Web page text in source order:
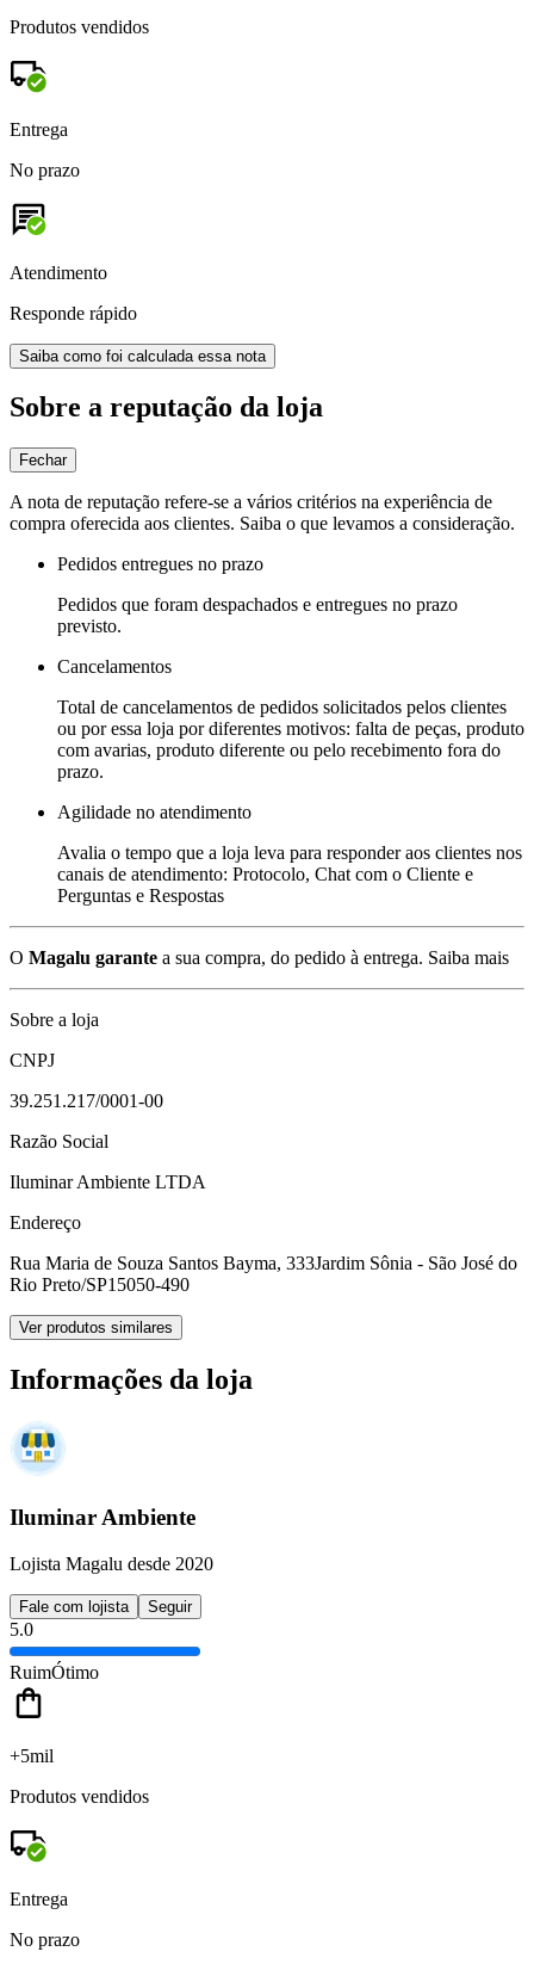
Produtos vendidos
Entrega
No prazo
Atendimento
Responde rápido
Saiba como foi calculada essa nota
Sobre a reputação da loja
Fechar
A nota de reputação refere-se a vários critérios na experiência de
compra oferecida aos clientes. Saiba o que levamos a consideração.
Pedidos entregues no prazo
Pedidos que foram despachados e entregues no prazo
previsto.
Cancelamentos
Total de cancelamentos de pedidos solicitados pelos clientes
ou por essa loja por diferentes motivos: falta de peças, produto
com avarias, produto diferente ou pelo recebimento fora do
prazo.
Agilidade no atendimento
Avalia o tempo que a loja leva para responder aos clientes nos
canais de atendimento: Protocolo, Chat com o Cliente e
Perguntas e Respostas
O Magalu garante a sua compra, do pedido à entrega. Saiba mais
Sobre a loja
CNPJ
39.251.217/0001-00
Razão Social
Iluminar Ambiente LTDA
Endereço
Rua Maria de Souza Santos Bayma, 333Jardim Sônia - São José do
Rio Preto/SP15050-490
Ver produtos similares
Informações da loja
Iluminar Ambiente
Lojista Magalu desde 2020
Fale com lojista Seguir
5.0
RuimÓtimo
+5mil
Produtos vendidos
Entrega
No prazo